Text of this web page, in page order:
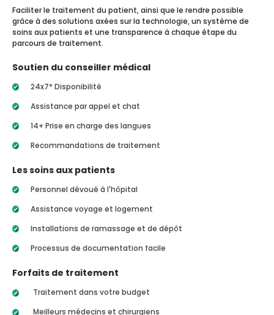
Faciliter le traitement du patient, ainsi que le rendre possible
grâce à des solutions axées sur la technologie, un système de
soins aux patients et une transparence à chaque étape du
parcours de traitement.
Soutien du conseiller médical
24x7* Disponibilité
Assistance par appel et chat
14+ Prise en charge des langues
Recommandations de traitement
Les soins aux patients
Personnel dévoué à l'hôpital
Assistance voyage et logement
Installations de ramassage et de dépôt
Processus de documentation facile
Forfaits de traitement
Traitement dans votre budget
Meilleurs médecins et chirurgiens